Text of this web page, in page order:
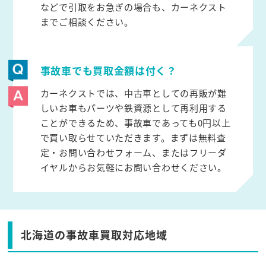
などで引取をお急ぎの場合も、カーネクスト
までご相談ください。
事故車でも買取金額は付く？
カーネクストでは、中古車としての再販が難
しいお車もパーツや鉄資源として再利用する
ことができるため、事故車であっても0円以上
で買い取らせていただきます。まずは無料査
定・お問い合わせフォーム、またはフリーダ
イヤルからお気軽にお問い合わせください。
北海道の事故車買取対応地域